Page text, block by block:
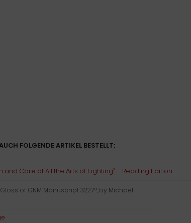
FOLGENDE ARTIKEL BESTELLT:
and Core of All the Arts of Fighting” – Reading Edition
of GNM Manuscript 3227ª, by Michael